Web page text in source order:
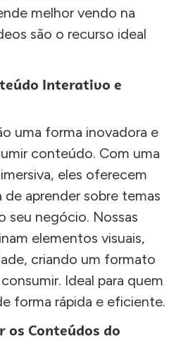
melhor vendo na
são o recurso ideal
Interativo e
uma forma inovadora e
conteúdo. Com uma
eles oferecem
de aprender sobre temas
seu negócio. Nossas
elementos visuais,
criando um formato
Ideal para quem
forma rápida e eficiente.
os Conteúdos do